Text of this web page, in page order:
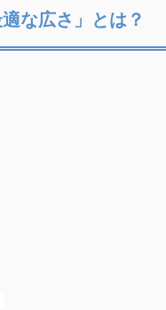
な広さ」とは？